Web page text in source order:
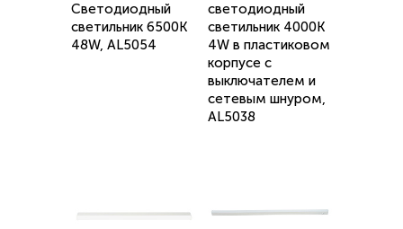
Светодиодный
светильник 6500K
48W, AL5054
светодиодный
светильник 4000K
4W в пластиковом
корпусе с
выключателем и
сетевым шнуром,
AL5038